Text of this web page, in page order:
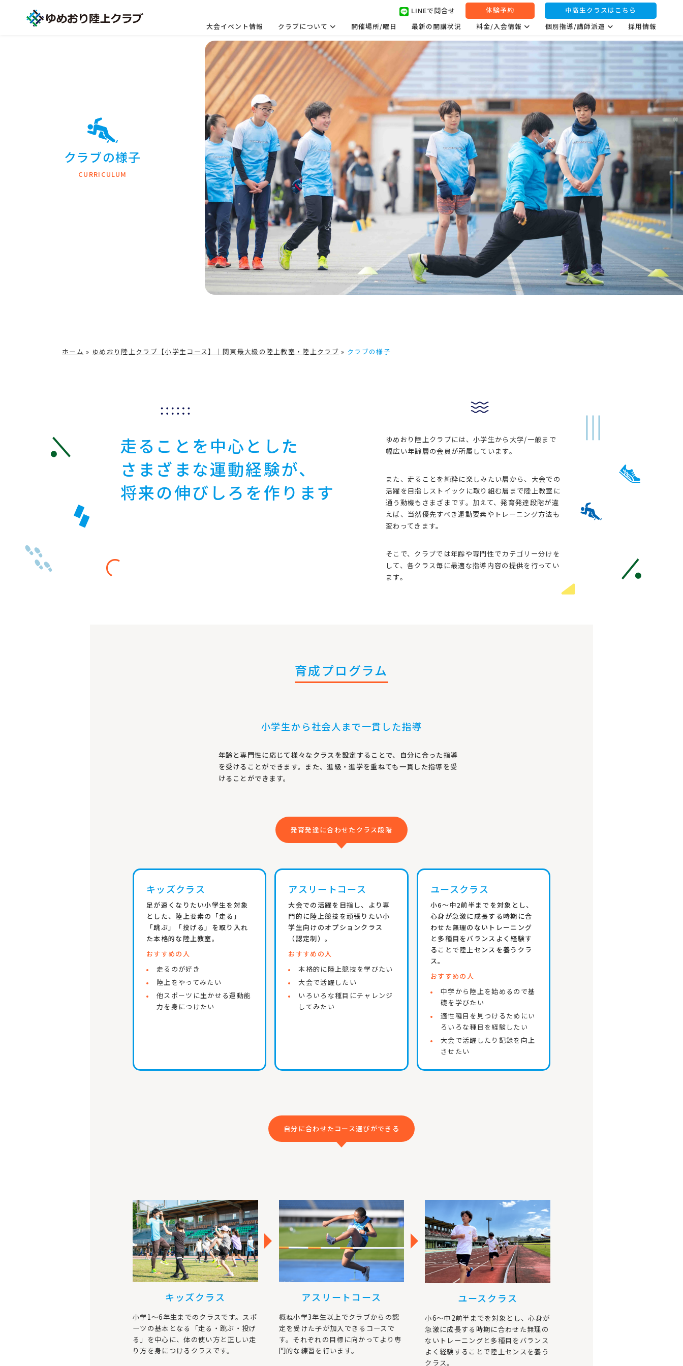
LINEで問合せ 体験予約
中高生クラスはこちら
大会イベント情報
クラブについて 開催場所/曜日 最新の開講状況 料金/入会情報 個別指導/講師派遣 採用情報
クラブの様子
CURRICULUM
ホーム » ゆめおり陸上クラブ【小学生コース】｜関東最大級の陸上教室・陸上クラブ » クラブの様子
走ることを中心とした
さまざまな運動経験が、
将来の伸びしろを作ります
ゆめおり陸上クラブには、小学生から大学/一般まで
幅広い年齢層の会員が所属しています。
また、走ることを純粋に楽しみたい層から、大会での
活躍を目指しストイックに取り組む層まで陸上教室に
通う動機もさまざまです。加えて、発育発達段階が違
えば、当然優先すべき運動要素やトレーニング方法も
変わってきます。
そこで、クラブでは年齢や専門性でカテゴリー分けを
して、各クラス毎に最適な指導内容の提供を行ってい
ます。
育成プログラム
小学生から社会人まで一貫した指導
年齢と専門性に応じて様々なクラスを設定することで、自分に合った指導
を受けることができます。また、進級・進学を重ねても一貫した指導を受
けることができます。
発育発達に合わせたクラス段階
キッズクラス
足が速くなりたい小学生を対象
とした、陸上要素の「走る」
「跳ぶ」「投げる」を取り入れ
た本格的な陸上教室。
おすすめの人
走るのが好き
陸上をやってみたい
他スポーツに生かせる運動能
力を身につけたい
アスリートコース
大会での活躍を目指し、より専
門的に陸上競技を頑張りたい小
学生向けのオプションクラス
（認定制）。
おすすめの人
本格的に陸上競技を学びたい
大会で活躍したい
いろいろな種目にチャレンジ
してみたい
ユースクラス
小6～中2前半までを対象とし、
心身が急激に成長する時期に合
わせた無理のないトレーニング
と多種目をバランスよく経験す
ることで陸上センスを養うクラ
ス。
おすすめの人
中学から陸上を始めるので基
礎を学びたい
適性種目を見つけるためにい
ろいろな種目を経験したい
大会で活躍したり記録を向上
させたい
自分に合わせたコース選びができる
キッズクラス
小学1～6年生までのクラスです。スポ
ーツの基本となる「走る・跳ぶ・投げ
る」を中心に、体の使い方と正しい走
り方を身につけるクラスです。
アスリートコース
概ね小学3年生以上でクラブからの認
定を受けた子が加入できるコースで
す。それぞれの目標に向かってより専
門的な練習を行います。
ユースクラス
小6～中2前半までを対象とし、心身が
急激に成長する時期に合わせた無理の
ないトレーニングと多種目をバランス
よく経験することで陸上センスを養う
クラス。